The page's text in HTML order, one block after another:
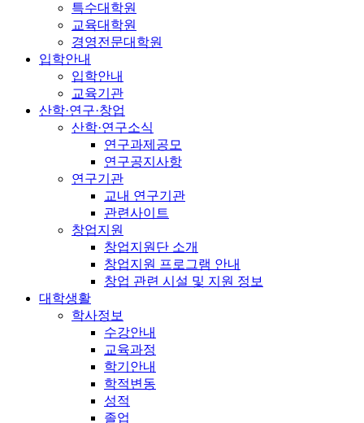
특수대학원
교육대학원
경영전문대학원
입학안내
입학안내
교육기관
산학·연구·창업
산학·연구소식
연구과제공모
연구공지사항
연구기관
교내 연구기관
관련사이트
창업지원
창업지원단 소개
창업지원 프로그램 안내
창업 관련 시설 및 지원 정보
대학생활
학사정보
수강안내
교육과정
학기안내
학적변동
성적
졸업